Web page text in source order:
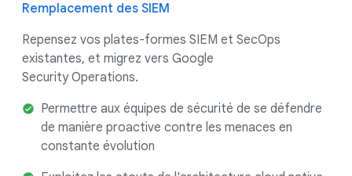
Remplacement des SIEM
Repensez vos plates-formes SIEM et SecOps
existantes, et migrez vers Google
Security Operations.
Permettre aux équipes de sécurité de se défendre
de manière proactive contre les menaces en
constante évolution